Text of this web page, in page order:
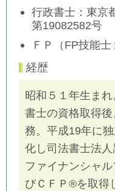
行政書士：東京
第19082582号
ＦＰ（FP技能
経歴
昭和５１年生ま
書士の資格取得
務。平成19年に
化し司法書士法人
ファイナンシャ
びＣＦＰ®を取得